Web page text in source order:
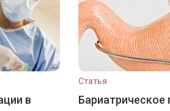
в
Статья
Бариатрическое